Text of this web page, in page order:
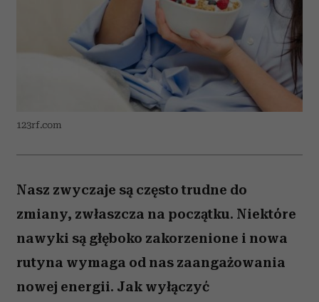
123rf.com
Nasz zwyczaje są często trudne do
zmiany, zwłaszcza na początku. Niektóre
nawyki są głęboko zakorzenione i nowa
rutyna wymaga od nas zaangażowania
nowej energii. Jak wyłączyć